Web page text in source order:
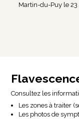
Martin-du-Puy le 23
Consultez les
Les zones à traiter
Les photos de